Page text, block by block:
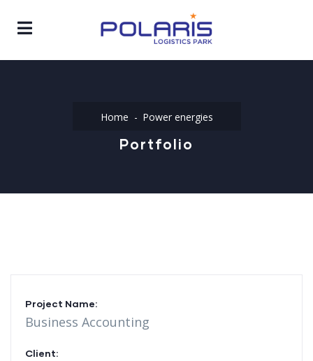
Home Power energies
Portfolio
Project Name:
Business Accounting
Client: